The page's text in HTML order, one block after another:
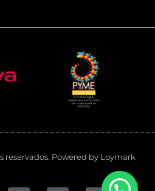
reservados. Powered by Loymark